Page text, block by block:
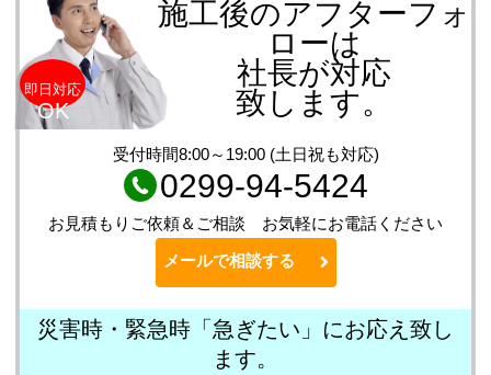
施工後のアフターフォ
ローは
社長が対応
致します。
受付時間8:00～19:00 (土日祝も対応)
0299-94-5424
お見積もりご依頼＆ご相談 お気軽にお電話ください
メールで相談する
即日対応
OK
災害時・緊急時「急ぎたい」にお応え致し
ます。